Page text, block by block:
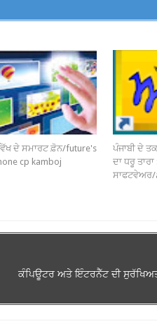
ਦੇ ਸਮਾਰਟ ਫ਼ੋਨ/future's
cp kamboj
ਪੰਜਾਬੀ ਦੇ
ਦਾ ਧਰੂ
ਸਾਫਟਵੇਅਰ/
ਕੰਪਿਊਟਰ ਅਤੇ ਇੰਟਰਨੈੱਟ ਦੀ